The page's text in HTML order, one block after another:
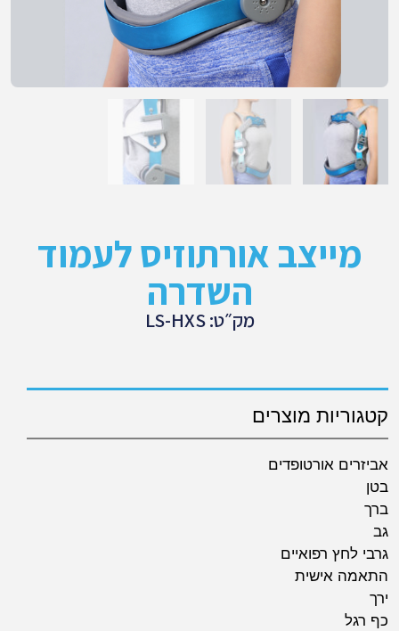
קטגוריות מוצרים
אביזרים אורטופדים
בטן
ברך
גב
גרבי לחץ רפואיים
התאמה אישית
ירך
כף רגל
מייצב אורתוזיס לעמוד
השדרה
מק״ט: LS-HXS